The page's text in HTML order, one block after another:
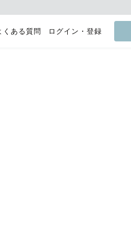
くある質問 ログイン・登録